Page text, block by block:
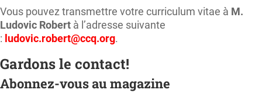
Vous pouvez transmettre votre curriculum vitae à M.
Ludovic Robert à l’adresse suivante
: ludovic.robert@ccq.org.
Gardons le contact!
Abonnez-vous au magazine